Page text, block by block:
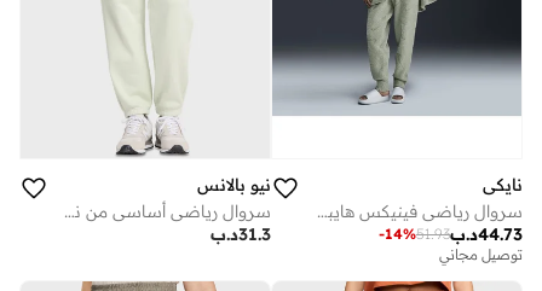
نايكي
سروال رياضي فينيكس هايبرد من نايكي سبورتس وير
د.ب44.73
51.93
-14%
توصيل مجاني
نيو بالانس
سروال رياضي أساسي من نسيج تيري فرنسي
د.ب31.3